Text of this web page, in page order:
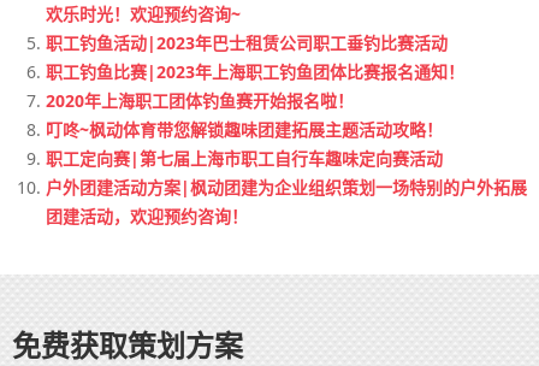
欢乐时光！欢迎预约咨询~
职工钓鱼活动|2023年巴士租赁公司职工垂钓比赛活动
职工钓鱼比赛|2023年上海职工钓鱼团体比赛报名通知！
2020年上海职工团体钓鱼赛开始报名啦！
叮咚~枫动体育带您解锁趣味团建拓展主题活动攻略！
职工定向赛|第七届上海市职工自行车趣味定向赛活动
户外团建活动方案|枫动团建为企业组织策划一场特别的户外拓展
团建活动，欢迎预约咨询！
免费获取策划方案